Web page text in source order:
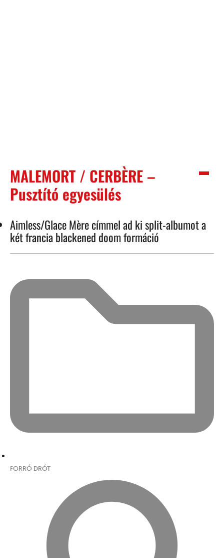
MALEMORT / CERBÈRE –
Pusztító egyesülés
Aimless/Glace Mère címmel ad ki split-albumot a
két francia blackened doom formáció
FORRÓ DRÓT